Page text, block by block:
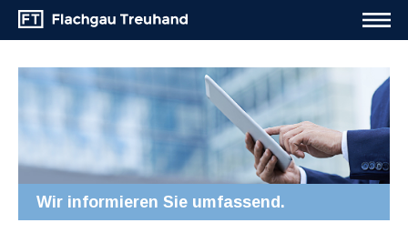
Wir informieren Sie umfassend.